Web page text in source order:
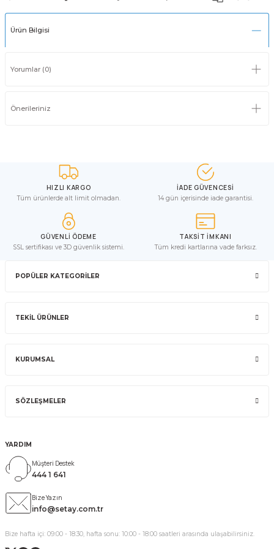
Ürün Bilgisi
Yorumlar (0)
Önerileriniz
HIZLI KARGO
Tüm ürünlerde alt limit olmadan.
İADE GÜVENCESİ
14 gün içerisinde iade garantisi.
GÜVENLİ ÖDEME
SSL sertifikası ve 3D güvenlik sistemi.
TAKSİT İMKANI
Tüm kredi kartlarına vade farksız.
POPÜLER KATEGORİLER
TEKİL ÜRÜNLER
KURUMSAL
SÖZLEŞMELER
YARDIM
Müşteri Destek
444 1 641
Bize Yazın
info@setay.com.tr
Bize hafta içi: 09:00 - 18:30, hafta sonu: 10:00 - 18:00 saatleri arasında ulaşabilirsiniz.